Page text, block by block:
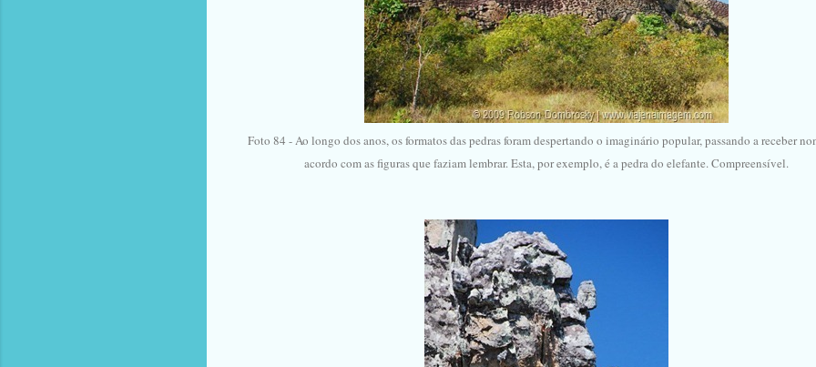
Foto 84 - Ao longo dos anos, os formatos das pedras foram despertando o imaginário popular, passando a receber
acordo com as figuras que faziam lembrar. Esta, por exemplo, é a pedra do elefante. Compreensível.